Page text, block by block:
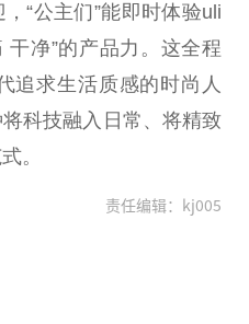
“公主们”能即时体验uli
干净”的产品力。这全程
追求生活质感的时尚人
科技融入日常、将精致
。
责任编辑：kj005